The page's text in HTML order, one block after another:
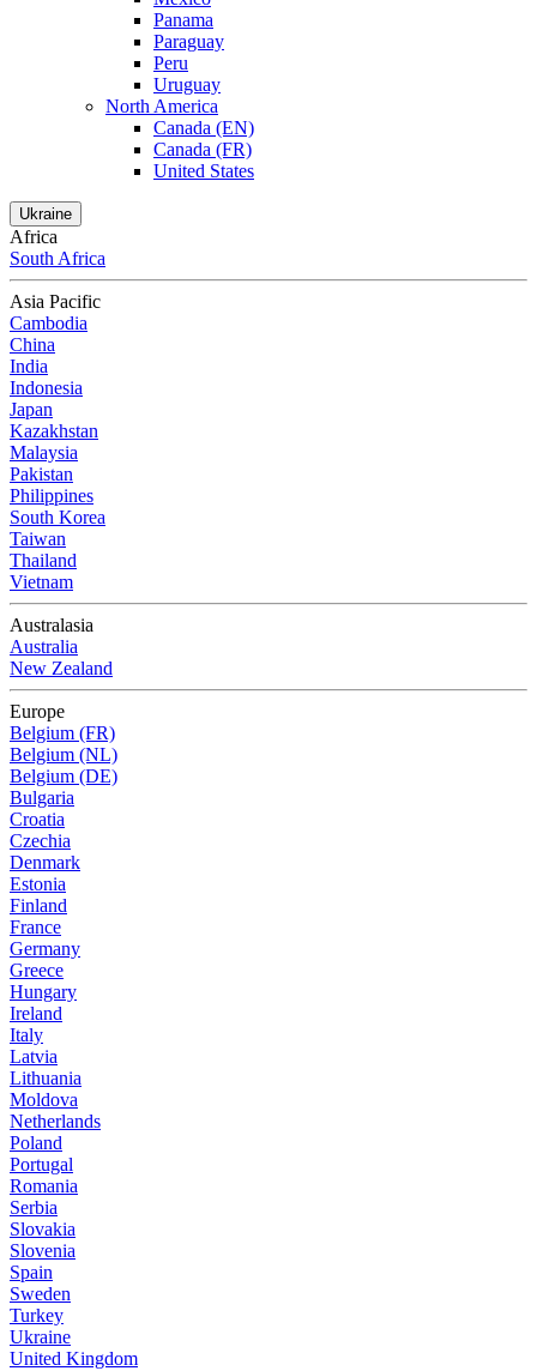
Panama
Paraguay
Peru
Uruguay
North America
Canada (EN)
Canada (FR)
United States
Ukraine
Africa
South Africa
Asia Pacific
Cambodia
China
India
Indonesia
Japan
Kazakhstan
Malaysia
Pakistan
Philippines
South Korea
Taiwan
Thailand
Vietnam
Australasia
Australia
New Zealand
Europe
Belgium (FR)
Belgium (NL)
Belgium (DE)
Bulgaria
Croatia
Czechia
Denmark
Estonia
Finland
France
Germany
Greece
Hungary
Ireland
Italy
Latvia
Lithuania
Moldova
Netherlands
Poland
Portugal
Romania
Serbia
Slovakia
Slovenia
Spain
Sweden
Turkey
Ukraine
United Kingdom